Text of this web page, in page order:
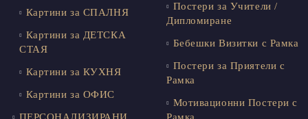
Картини за СПАЛНЯ
Картини за ДЕТСКА
СТАЯ
Картини за КУХНЯ
Картини за ОФИС
Постери за Учители /
Дипломиране
Бебешки Визитки с Рамка
Постери за Приятели с
Рамка
Мотивационни Постери с